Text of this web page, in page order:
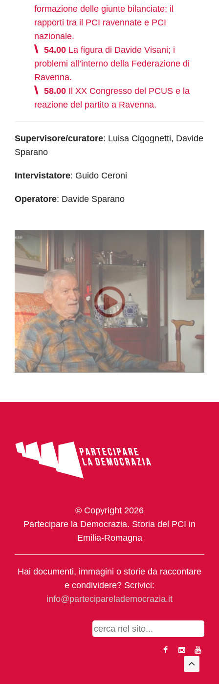
formazione delle giunte bilanciate; il
rapporti tra il PCI ravennate e PCI
nazionale.
54.00 La figura di Davide Visani; i
problemi all’interno della Federazione di
Ravenna.
58.00 Il XX Congresso del PCUS e la
reazione del partito a Ravenna.
Supervisore/curatore: Luisa Cigognetti, Davide
Sparano
Intervistatore: Guido Ceroni
Operatore: Davide Sparano
© Copyright 2026
Partecipare la Democrazia. Storia del PCI in
Emilia-Romagna
Hai documenti, immagini o storie da raccontare
e condividere? Scrivici:
info@parteciparelademocrazia.it